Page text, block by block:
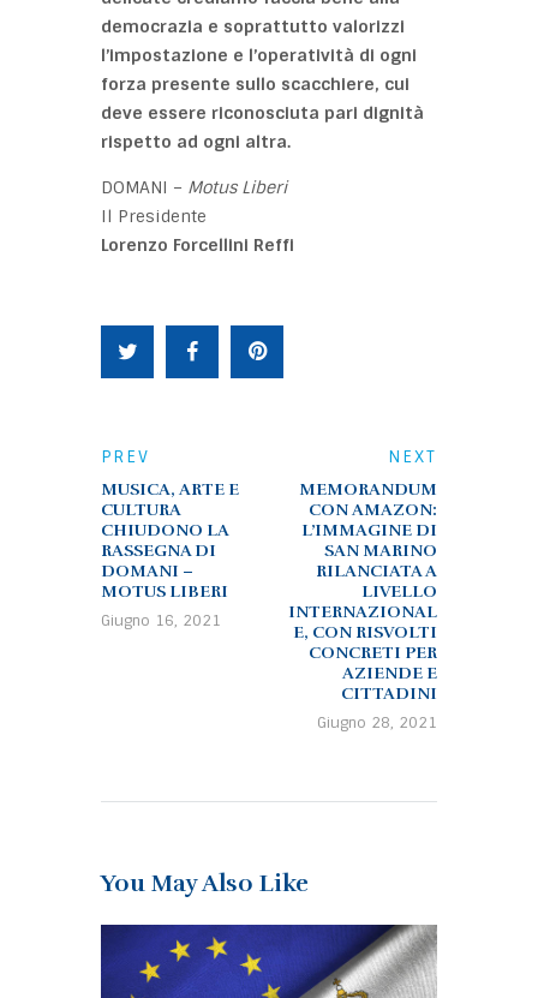
democrazia e soprattutto valorizzi
l’impostazione e l’operatività di ogni
forza presente sullo scacchiere, cui
deve essere riconosciuta pari dignità
rispetto ad ogni altra.
DOMANI – Motus Liberi
Il Presidente
Lorenzo Forcellini Reffi
PREV
MUSICA, ARTE E
CULTURA
CHIUDONO LA
RASSEGNA DI
DOMANI –
MOTUS LIBERI
Giugno 16, 2021
NEXT
MEMORANDUM
CON AMAZON:
L’IMMAGINE DI
SAN MARINO
RILANCIATA A
LIVELLO
INTERNAZIONAL
E, CON RISVOLTI
CONCRETI PER
AZIENDE E
CITTADINI
Giugno 28, 2021
You May Also Like